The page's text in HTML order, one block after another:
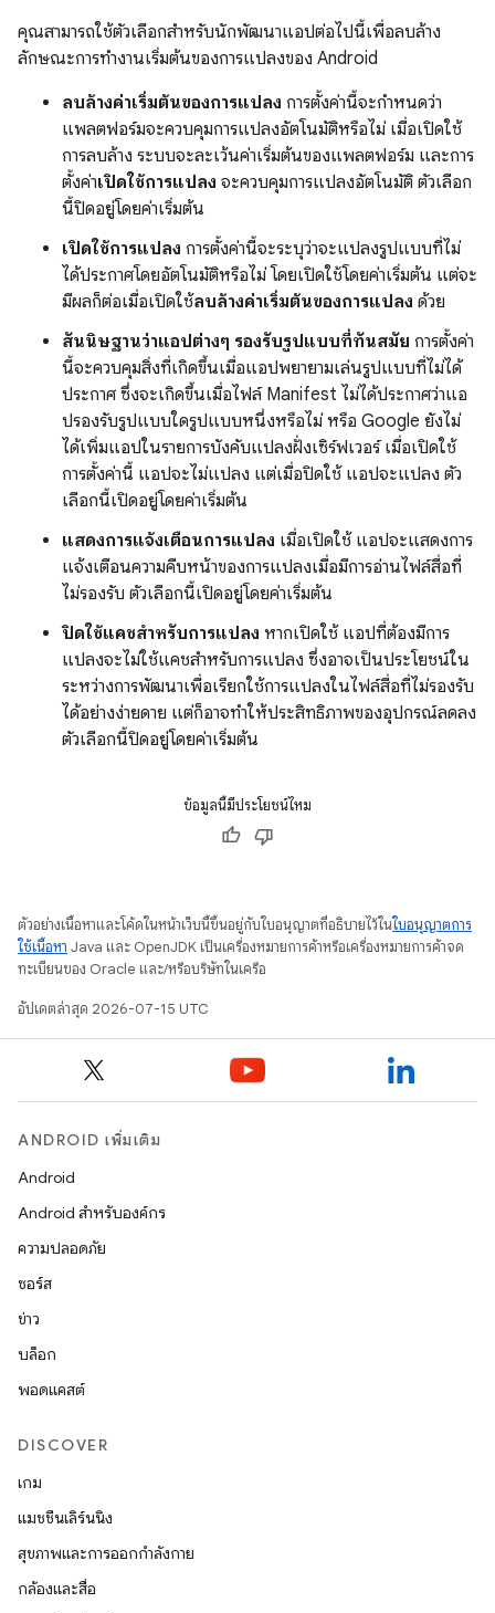
คุณสามารถใช้ตัวเลือกสำหรับนักพัฒนาแอปต่อไปนี้เพื่อลบล้าง
ลักษณะการทำงานเริ่มต้นของการแปลงของ Android
ลบล้างค่าเริ่มต้นของการแปลง การตั้งค่านี้จะกำหนดว่า
แพลตฟอร์มจะควบคุมการแปลงอัตโนมัติหรือไม่ เมื่อเปิดใช้
การลบล้าง ระบบจะละเว้นค่าเริ่มต้นของแพลตฟอร์ม และการ
ตั้งค่าเปิดใช้การแปลง จะควบคุมการแปลงอัตโนมัติ ตัวเลือก
นี้ปิดอยู่โดยค่าเริ่มต้น
เปิดใช้การแปลง การตั้งค่านี้จะระบุว่าจะแปลงรูปแบบที่ไม่
ได้ประกาศโดยอัตโนมัติหรือไม่ โดยเปิดใช้โดยค่าเริ่มต้น แต่จะ
มีผลก็ต่อเมื่อเปิดใช้ลบล้างค่าเริ่มต้นของการแปลง ด้วย
สันนิษฐานว่าแอปต่างๆ รองรับรูปแบบที่ทันสมัย การตั้งค่า
นี้จะควบคุมสิ่งที่เกิดขึ้นเมื่อแอปพยายามเล่นรูปแบบที่ไม่ได้
ประกาศ ซึ่งจะเกิดขึ้นเมื่อไฟล์ Manifest ไม่ได้ประกาศว่าแอ
ปรองรับรูปแบบใดรูปแบบหนึ่งหรือไม่ หรือ Google ยังไม่
ได้เพิ่มแอปในรายการบังคับแปลงฝั่งเซิร์ฟเวอร์ เมื่อเปิดใช้
การตั้งค่านี้ แอปจะไม่แปลง แต่เมื่อปิดใช้ แอปจะแปลง ตัว
เลือกนี้เปิดอยู่โดยค่าเริ่มต้น
แสดงการแจ้งเตือนการแปลง เมื่อเปิดใช้ แอปจะแสดงการ
แจ้งเตือนความคืบหน้าของการแปลงเมื่อมีการอ่านไฟล์สื่อที่
ไม่รองรับ ตัวเลือกนี้เปิดอยู่โดยค่าเริ่มต้น
ปิดใช้แคชสำหรับการแปลง หากเปิดใช้ แอปที่ต้องมีการ
แปลงจะไม่ใช้แคชสำหรับการแปลง ซึ่งอาจเป็นประโยชน์ใน
ระหว่างการพัฒนาเพื่อเรียกใช้การแปลงในไฟล์สื่อที่ไม่รองรับ
ได้อย่างง่ายดาย แต่ก็อาจทำให้ประสิทธิภาพของอุปกรณ์ลดลง
ตัวเลือกนี้ปิดอยู่โดยค่าเริ่มต้น
ข้อมูลนี้มีประโยชน์ไหม
ตัวอย่างเนื้อหาและโค้ดในหน้าเว็บนี้ขึ้นอยู่กับใบอนุญาตที่อธิบายไว้ในใบอนุญาตการ
ใช้เนื้อหา Java และ OpenJDK เป็นเครื่องหมายการค้าหรือเครื่องหมายการค้าจด
ทะเบียนของ Oracle และ/หรือบริษัทในเครือ
อัปเดตล่าสุด 2026-07-15 UTC
ANDROID เพิ่มเติม
Android
Android สำหรับองค์กร
ความปลอดภัย
ซอร์ส
ข่าว
บล็อก
พอดแคสต์
DISCOVER
เกม
แมชชีนเลิร์นนิง
สุขภาพและการออกกำลังกาย
กล้องและสื่อ